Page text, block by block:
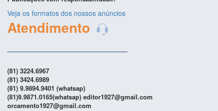
Veja os formatos dos nossos anúncios
Atendimento
(81) 3224.6967
(81) 3424.6989
(81) 9.9894.9401 (whatsap)
(81)9.9871.0165(whatsap) editor1927@gmail.com
orcamento1927@gmail.com